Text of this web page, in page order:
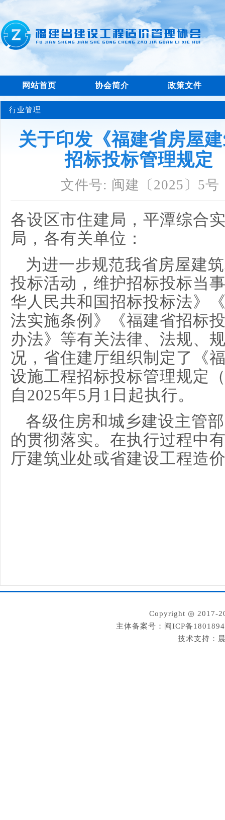
网站首页 协会简介 政策文件
行业管理
关于印发《福建省房屋
招标投标管理规定
文件号: 闽建〔2025〕5号
各设区市住建局，平潭综合
局，各有关单位：
为进一步规范我省房屋建
投标活动，维护招标投标当
华人民共和国招标投标法》
法实施条例》《福建省招标
办法》等有关法律、法规、
况，省住建厅组织制定了《
设施工程招标投标管理规定
自2025年5月1日起执行。
各级住房和城乡建设主管
的贯彻落实。在执行过程中
厅建筑业处或省建设工程造
Copyright ◎ 2017-
主体备案号：闽ICP备
技术支持：